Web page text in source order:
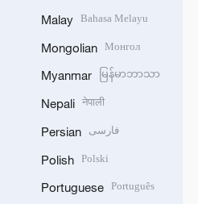
Malay Bahasa Melayu
Mongolian Монгол
Myanmar မြန်မာဘာသာ
Nepali नेपाली
Persian فارسی
Polish Polski
Portuguese Português